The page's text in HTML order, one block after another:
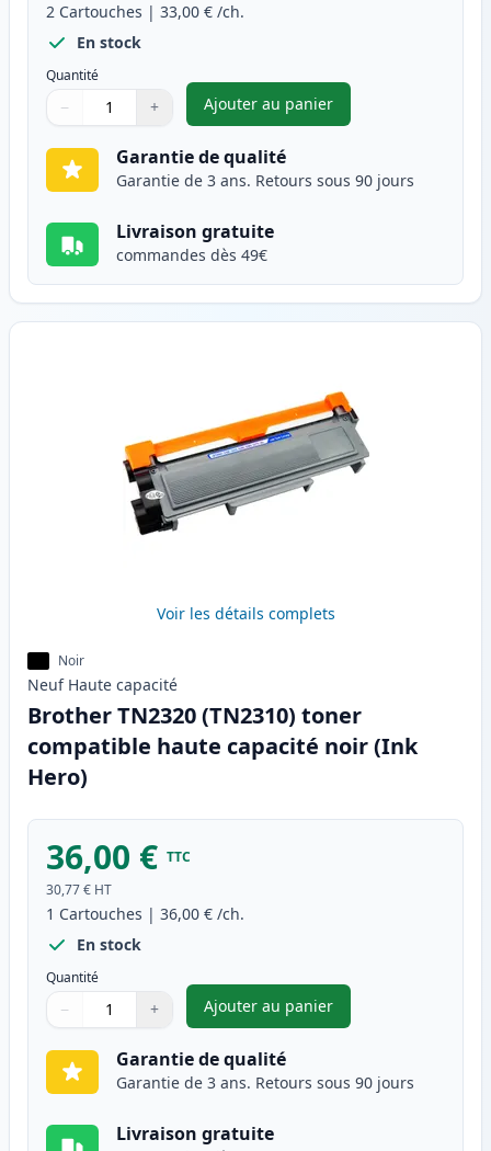
2 Cartouches | 33,00 € /ch.
En stock
Quantité
Quantité
Utilisez les boutons pour ajuster
− +
Quantité
Ajouter au panier
,Pack de 2 Brother TN2320
Garantie de qualité
Garantie de 3 ans. Retours sous 90 jours
Livraison gratuite
commandes dès 49€
Voir les détails complets
Noir
Neuf Haute capacité
Brother TN2320 (TN2310) toner
compatible haute capacité noir (Ink
Hero)
36,00 € TTC
30,77 € HT
1 Cartouches | 36,00 € /ch.
En stock
Quantité
Quantité
Utilisez les boutons pour ajuster
− +
Quantité
Ajouter au panier
,Brother TN2320 (TN2310)
Garantie de qualité
Garantie de 3 ans. Retours sous 90 jours
Livraison gratuite